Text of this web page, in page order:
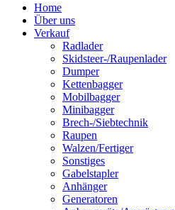
Home
Über uns
Verkauf
Radlader
Skidsteer-/Raupenlader
Dumper
Kettenbagger
Mobilbagger
Minibagger
Brech-/Siebtechnik
Raupen
Walzen/Fertiger
Sonstiges
Gabelstapler
Anhänger
Generatoren